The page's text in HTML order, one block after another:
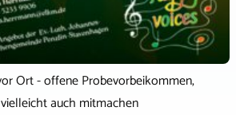
Ort - offene Probevorbeikommen,
auch mitmachen